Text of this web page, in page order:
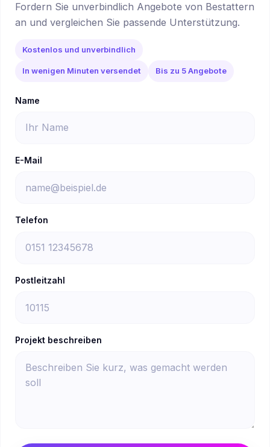
Fordern Sie unverbindlich Angebote von Bestattern
an und vergleichen Sie passende Unterstützung.
Kostenlos und unverbindlich
In wenigen Minuten versendet Bis zu 5 Angebote
Name
E-Mail
Telefon
Postleitzahl
Projekt beschreiben